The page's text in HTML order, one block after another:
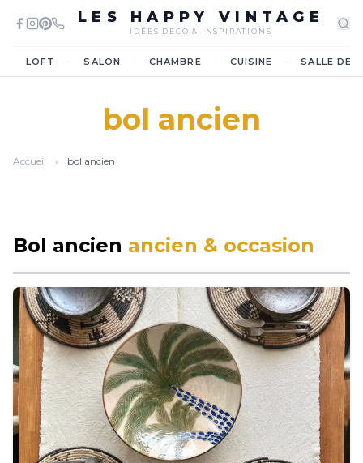
LES HAPPY VINTAGE
IDÉES DÉCO & INSPIRATIONS
LOFT SALON CHAMBRE CUISINE SALLE DE
bol ancien
Accueil › bol ancien
Bol ancien ancien & occasion